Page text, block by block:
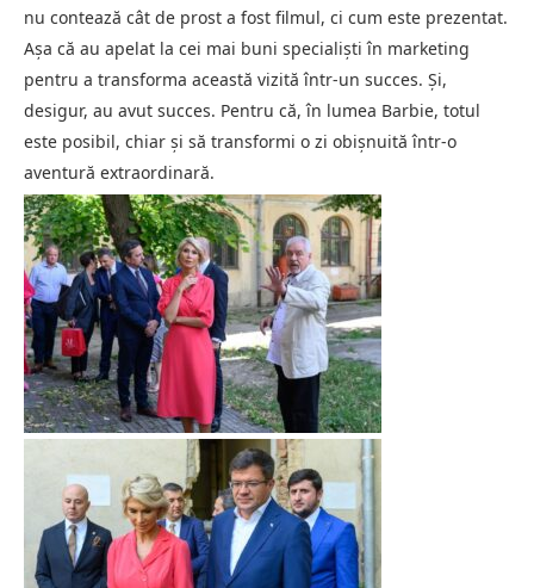
nu contează cât de prost a fost filmul, ci cum este prezentat.
Așa că au apelat la cei mai buni specialiști în marketing
pentru a transforma această vizită într-un succes. Și,
desigur, au avut succes. Pentru că, în lumea Barbie, totul
este posibil, chiar și să transformi o zi obișnuită într-o
aventură extraordinară.